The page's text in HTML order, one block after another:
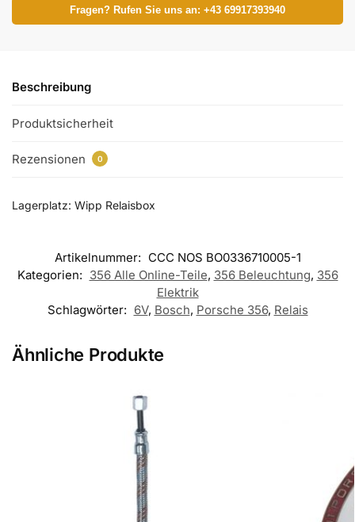
Fragen? Rufen Sie uns an: +43 69917393940
Beschreibung
Produktsicherheit
Rezensionen 0
Lagerplatz: Wipp Relaisbox
Artikelnummer: CCC NOS BO0336710005-1
Kategorien: 356 Alle Online-Teile, 356 Beleuchtung, 356
Elektrik
Schlagwörter: 6V, Bosch, Porsche 356, Relais
Ähnliche Produkte